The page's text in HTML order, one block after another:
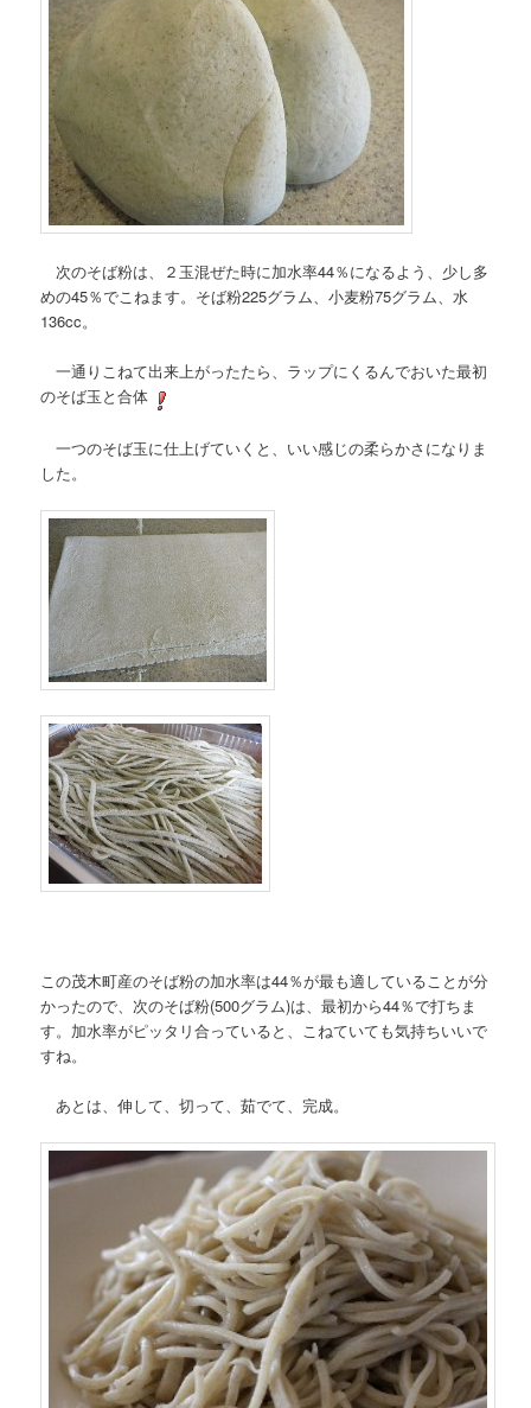
次のそば粉は、２玉混ぜた時に加水率44％になるよう、少し多
めの45％でこねます。そば粉225グラム、小麦粉75グラム、水
136cc。
一通りこねて出来上がったたら、ラップにくるんでおいた最初
のそば玉と合体
一つのそば玉に仕上げていくと、いい感じの柔らかさになりま
した。
この茂木町産のそば粉の加水率は44％が最も適していることが分
かったので、次のそば粉(500グラム)は、最初から44％で打ちま
す。加水率がピッタリ合っていると、こねていても気持ちいいで
すね。
あとは、伸して、切って、茹でて、完成。